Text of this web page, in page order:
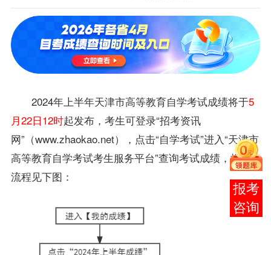
2024年上半年天津市高等教育自学考试成绩将于5
月22日12时起发布，考生可登录“招考资讯
网”（www.zhaokao.net），点击“自学考试”进入“天津市
高等教育自学考试考生服务平台”查询考试成绩，操作
流程见下图：
在线
客服